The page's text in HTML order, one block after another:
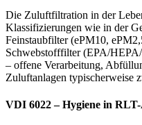
Die Zuluftfiltration in der
Klassifizierungen wie in der
Feinstaubfilter (ePM10,
Schwebstofffilter (EPA/
– offene Verarbeitung,
Zuluftanlagen typischerweise
VDI 6022 – Hygiene in